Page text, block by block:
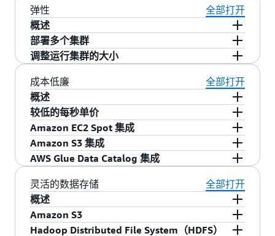
科学应用程序。EMR Studio 提供完全托管的
Jupyter Notebook，以及 Spark UI 和 YARN
Timeline Service 等工具，可简化调试。
Apache Hive）配置高可用性。如果您启用 EMR 中
的多主应用程序支持，EMR 将配置这些应用程序
以实现高可用性；当发生故障时，它将自动故障
转移到备用主应用程序以使您的集群不会被中
断，而且它还会将您的主节点置于不同机架，从
而降低同时发生故障的风险。主机将受到监控以
检测是否发生故障，当检测到问题时，将预置新
的主机并自动将其添加到集群。
实现最佳性能。使用 EMR 托管式扩缩，您可以为
您的集群指定最小和最大计算限制，而 Amazon
EMR 将自动调整它们的大小，以实现最佳性能和
最高资源利用率。EMR 托管式扩缩会持续对与在
集群上运行的工作负载相关的关键指标进行采
样。
您现在可以修改在 EMR 集群上运行的应用程序的
配置，包括 Apache Hadoop、Apache Spark、
Apache Hive 和 Hue，而无需重新启动集群。EMR
应用程序重新配置功能让您可以即时修改应用程
序，而无需关闭或重新创建集群。Amazon EMR
将应用您的新配置，并正常重启重新配置的应用
程序。您可以通过控制台、软件开发工具包或 CLI
应用配置。
弹性
全部打开
概述
Amazon EMR 使您能够快速、轻松地预配置所需
的容量，以及自动或手动添加和移除容量。在处
理要求不确定或者不能预料的情况下，这将非常
有用。例如，如果您大多数的处理发生在夜间，
那么，您白天可能需要 100 个实例，而夜间则可
能需要 500 个实例。另一种情况是，您可能在短
期内需要巨大的容量。借助 Amazon EMR，您可
以快速预置数百或者数千个实例，自动扩展以满
足计算要求，并在作业完成后关闭集群（避免为
空闲容量付费）。
部署多个集群
如果需要更大的容量，您可以轻松启动新的集
群，并在不需要时将其终止。对于您可以拥有的
集群数量没有限制。如果有多个用户或应用程
序，您可能想要使用多个集群。例如，您可以在
Amazon S3 中存储您的输入数据，并为每个需要
处理数据的应用程序启动一个集群。第一个集群
可针对 CPU 进行优化，第二个则针对存储进行优
化，以此类推。
调整运行集群的大小
借助 Amazon EMR，您可以轻松地使用
EMR 托管
扩展
运行集群。您可能需
要横向扩展集群以临时提升其处理能力，或者横
向缩减集群以在具有空闲容量时节约成本。例
如，一些客户在出现批处理时会给集群添加数以
百计的实例，并在处理完成时移除这些额外添加
的实例。向集群添加实例时，只要预配置的容量
可用，EMR 现在便可对其加以利用。向内扩展
时，EMR 将主动选择空闲节点以减少对正在运行
的任务的影响。
成本低廉
全部打开
概述
Amazon EMR 旨在降低处理大量数据的成本。其
中一些功能有助于降低成本，包括较低的每秒单
价、Amazon EC2 Spot 实例集成、Amazon EC2
预留实例集成、弹性和 Amazon S3 集成。
较低的每秒单价
Amazon EMR 按每秒定价，同时设有一分钟最低
费用。小型实例的每实例小时起价为 0.015
USD（每年 131.40 USD）。请参阅定价部分了解
更多详情。
Amazon EC2 Spot 集成
Amazon EC2 竞价型实例价格会随着实例的供需而
浮动，但您支付的价格不会超过您所指定的最高
价格。Amazon EMR 可让您轻松使用
竞价型实
例，所以可以同时节省您的时间和资金。Amazon
EMR 集群包括运行 HDFS 的“核心节点”和不运行
HDFS 的“任务节点”；任务节点非常适合竞价型实
Amazon S3 集成
借助EMR 文件系统（EMRFS），EMR 集群将
Amazon S3 高效安全地用作 Hadoop 的对象存
储。您可以将数据存储在 Amazon S3 中并使用多
个 Amazon EMR 集群处理同一个数据集。每个集
群都可以针对特定的工作负荷进行优化，这要比
AWS Glue Data Catalog 集成
您可以将AWS Glue
Data Catalog 作为托管元数据
存储库使用，以存储 Apache Spark 和 Apache
Hive 的外部表元数据。此外，它还可提供自动架
构发现和架构版本历史记录，让您可以轻松地在
灵活的数据存储
全部打开
概述
借助 Amazon EMR，您可以利用多种数据存储，
Amazon S3
Hadoop Distributed File System（HDFS）